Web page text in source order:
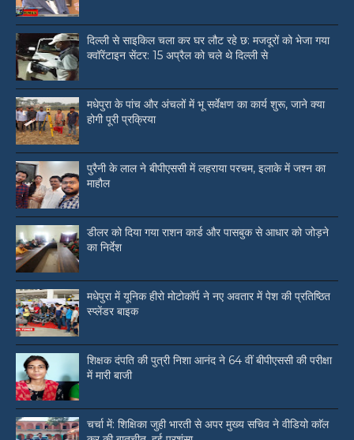
दिल्ली से साइकिल चला कर घर लौट रहे छ: मजदूरों को भेजा गया
क्वॉरेंटाइन सेंटर: 15 अप्रैल को चले थे दिल्ली से
मधेपुरा के पांच और अंचलों में भू सर्वेक्षण का कार्य शुरू, जाने क्या
होगी पूरी प्रक्रिया
पुरैनी के लाल ने बीपीएससी में लहराया परचम, इलाके में जश्न का
माहौल
डीलर को दिया गया राशन कार्ड और पासबुक से आधार को जोड़ने
का निर्देश
मधेपुरा में यूनिक हीरो मोटोकॉर्प ने नए अवतार में पेश की प्रतिष्ठित
स्प्लेंडर बाइक
शिक्षक दंपति की पुत्री निशा आनंद ने 64 वीं बीपीएससी की परीक्षा
में मारी बाजी
चर्चा में: शिक्षिका जुही भारती से अपर मुख्य सचिव ने वीडियो काॅल